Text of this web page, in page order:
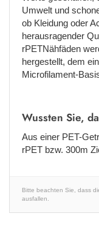
Umwelt und
ob Kleidung oder
herausragender
rPETNähfäden
hergestellt, dem
Microfilament-
Wussten Sie,
Aus einer PET-
rPET bzw. 300m
Bitte beachten Sie, dass
ausfallen.